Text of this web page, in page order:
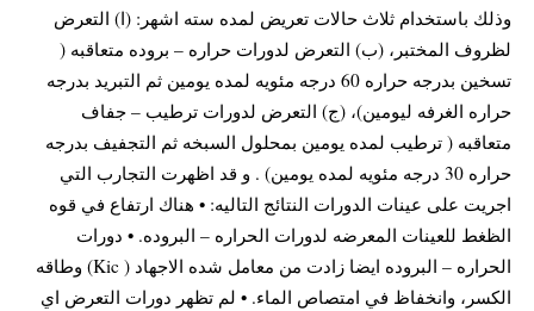
وذلك باستخدام ثلاث حالات تعريض لمده سته اشهر: (ا) التعرض
لظروف المختبر، (ب) التعرض لدورات حراره – بروده متعاقبه (
تسخين بدرجه حراره 60 درجه مئويه لمده يومين ثم التبريد بدرجه
حراره الغرفه ليومين)، (ج) التعرض لدورات ترطيب – جفاف
متعاقبه ( ترطيب لمده يومين بمحلول السبخه ثم التجفيف بدرجه
حراره 30 درجه مئويه لمده يومين) . و قد اظهرت التجارب التي
اجريت على عينات الدورات النتائج التاليه: • هناك ارتفاع في قوه
الظغط للعينات المعرضه لدورات الحراره – البروده. • دورات
الحراره – البروده ايضا زادت من معامل شده الاجهاد ( Kic) وطاقه
الكسر، وانخفاظ في امتصاص الماء. • لم تظهر دورات التعرض اي